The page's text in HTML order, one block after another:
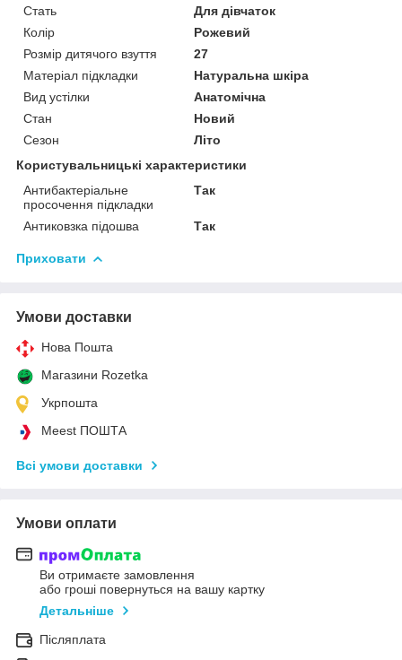
Стать
Для дівчаток
Колір
Рожевий
Розмір дитячого взуття
27
Матеріал підкладки
Натуральна шкіра
Вид устілки
Анатомічна
Стан
Новий
Сезон
Літо
Користувальницькі характеристики
Антибактеріальне
просочення підкладки
Так
Антиковзка підошва Так
Приховати
Умови доставки
Нова Пошта
Магазини Rozetka
Укрпошта
Meest ПОШТА
Всі умови доставки
Умови оплати
Ви отримаєте замовлення
або гроші повернуться на вашу картку
Детальніше
Післяплата